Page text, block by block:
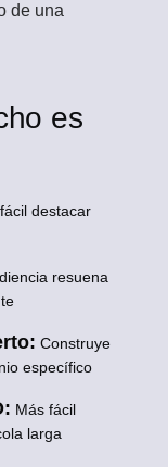
de una
es
destacar
resuena
Construye
específico
Más fácil
larga